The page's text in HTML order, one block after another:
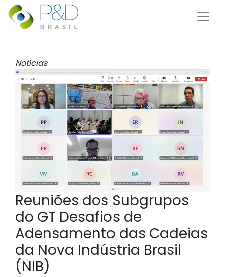
Notícias
Reuniões dos Subgrupos
do GT Desafios de
Adensamento das Cadeias
da Nova Indústria Brasil
(NIB)